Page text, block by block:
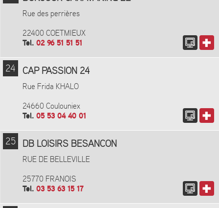
Rue des perrières
22400 COETMIEUX
Tel. 02 96 51 51 51
24 CAP PASSION 24
Rue Frida KHALO
24660 Coulouniex
Tel. 05 53 04 40 01
25 DB LOISIRS BESANCON
RUE DE BELLEVILLE
25770 FRANOIS
Tel. 03 53 63 15 17